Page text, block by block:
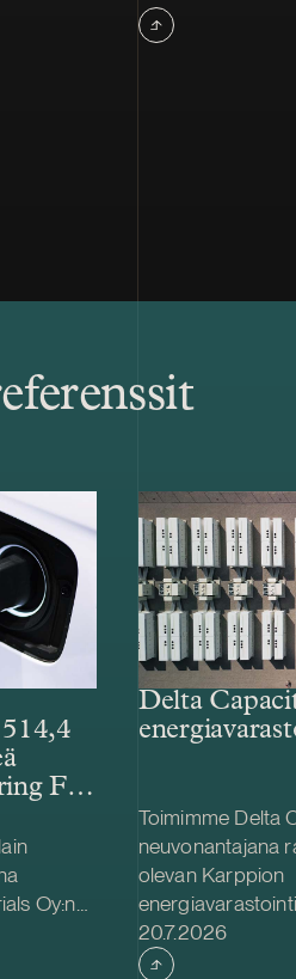
Finland
Oy:n
Delta
Toimimme Delta
neuvonantajana
olevan Karppion
hankinnassa
Delta Capacity
Julkaistu
20.7.2026